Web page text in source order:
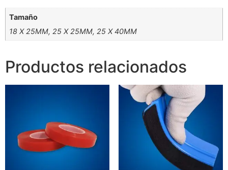
Tamaño
18 X 25MM, 25 X 25MM, 25 X 40MM
Productos relacionados